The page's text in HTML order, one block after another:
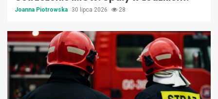
Joanna Piotrowska 30 lipca 2026 28